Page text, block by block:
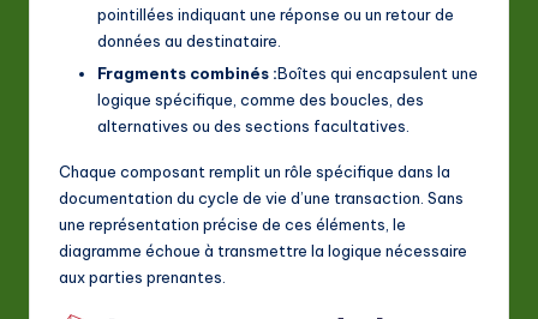
pointillées indiquant une réponse ou un retour de
données au destinataire.
Fragments combinés :Boîtes qui encapsulent une
logique spécifique, comme des boucles, des
alternatives ou des sections facultatives.
Chaque composant remplit un rôle spécifique dans la
documentation du cycle de vie d’une transaction. Sans
une représentation précise de ces éléments, le
diagramme échoue à transmettre la logique nécessaire
aux parties prenantes.